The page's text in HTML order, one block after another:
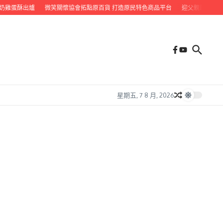
出爐 微笑關懷協會拓點原百貨 打造原民特色商品平台 迎父親節 九如鄉公所
星期五, 7 8 月, 2026